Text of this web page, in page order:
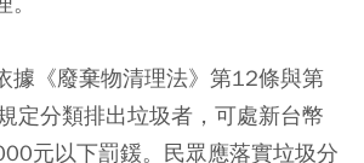
據《廢棄物清理法》第12條與第
定分類排出垃圾者，可處新台幣
元以下罰鍰。民眾應落實垃圾分